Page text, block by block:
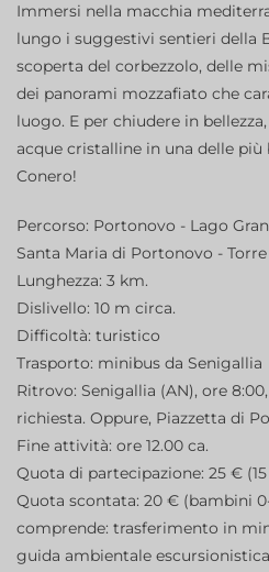
Immersi nella macchia
lungo i suggestivi sentieri della
scoperta del corbezzolo, delle
dei panorami mozzafiato che
luogo. E per chiudere in
acque cristalline in una delle più
Conero!
Percorso: Portonovo - Lago
Santa Maria di Portonovo - Torre
Lunghezza: 3 km.
Dislivello: 10 m circa.
Difficoltà: turistico
Trasporto: minibus da Senigallia
Ritrovo: Senigallia (AN), ore
richiesta. Oppure, Piazzetta di
Fine attività: ore 12.00 ca.
Quota di partecipazione: 25 €
Quota scontata: 20 € (bambini
comprende: trasferimento in
guida ambientale